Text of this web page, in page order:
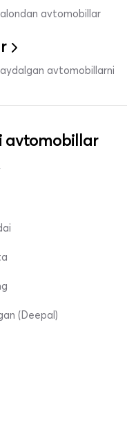
avtomobillar
avtomobillarni
avtomobillar
(Deepal)